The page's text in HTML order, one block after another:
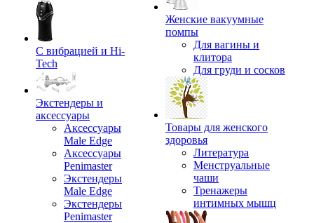
С вибрацией и Hi-
Tech
Экстендеры и
аксессуары
Аксессуары
Male Edge
Аксессуары
Penimaster
Экстендеры
Male Edge
Экстендеры
Penimaster
Женские вакуумные
помпы
Для вагины и
клитора
Для груди и сосков
Товары для женского
здоровья
Литература
Менструальные
чаши
Тренажеры
интимных мышц